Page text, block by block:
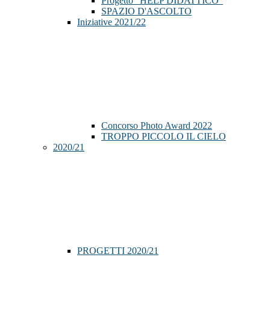
SPAZIO D'ASCOLTO
Iniziative 2021/22
Concorso Photo Award 2022
TROPPO PICCOLO IL CIELO
2020/21
PROGETTI 2020/21